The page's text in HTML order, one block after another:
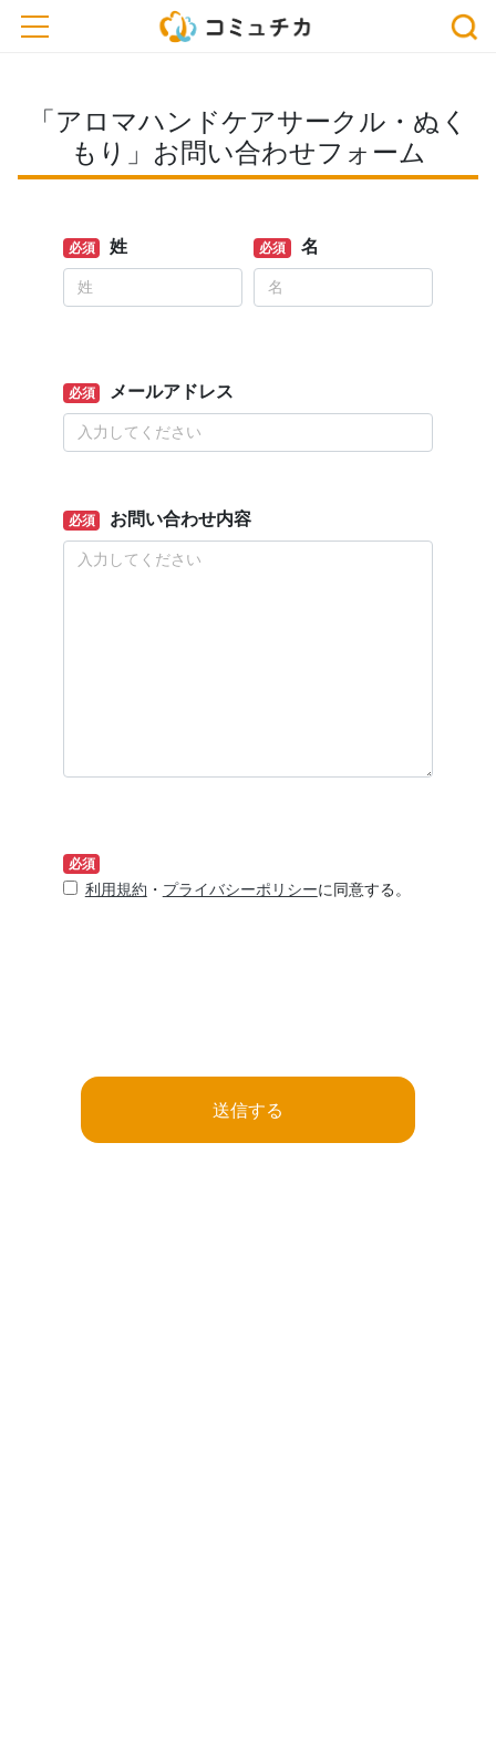
toggle navigation
「アロマハンドケアサークル・ぬく
もり」お問い合わせフォーム
必須 姓 必須 名
必須 メールアドレス
必須 お問い合わせ内容
必須
利用規約 ・ プライバシーポリシーに同意する。